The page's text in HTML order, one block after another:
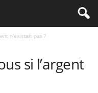
n’existait pas ?
si l’argent